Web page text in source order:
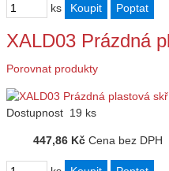
ks
XALD03 Prázdná
Porovnat produkty
Dostupnost 19 ks
447,86 Kč Cena bez DPH